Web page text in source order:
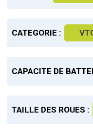
CATEGORIE :
CAPACITE DE
TAILLE DES ROUES :